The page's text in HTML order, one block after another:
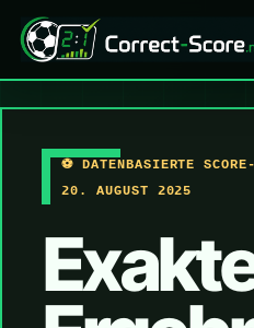
⚽ DATENBASIERTE
20. AUGUST 2025